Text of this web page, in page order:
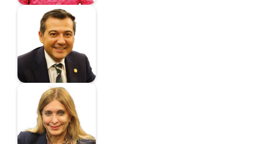
Silva Romo Luis
Alfonso
Senador
Ortiz Domínguez
Maki Esther
Senadora